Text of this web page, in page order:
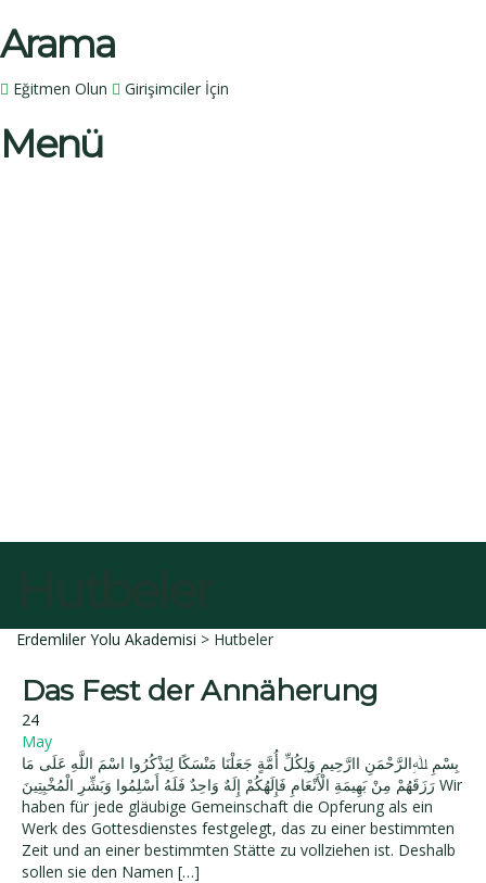
Arama
Eğitmen Olun Girişimciler İçin
Menü
Erdemliler Yolu Akademisi > Hutbeler
Das Fest der Annäherung
24
May
بِسْمِ ﷲِالرَّحْمَنِ اارَّحِيم وَلِكُلِّ أُمَّةٍ جَعَلْنَا مَنْسَكًا لِيَذْكُرُوا اسْمَ اللَّهِ عَلَى مَا
رَزَقَهُمْ مِنْ بَهِيمَةِ الْأَنْعَامِ فَإِلَهُكُمْ إِلَهٌ وَاحِدٌ فَلَهُ أَسْلِمُوا وَبَشِّرِ الْمُخْبِتِينَ Wir
haben für jede gläubige Gemeinschaft die Opferung als ein
Werk des Gottesdienstes festgelegt, das zu einer bestimmten
Zeit und an einer bestimmten Stätte zu vollziehen ist. Deshalb
sollen sie den Namen […]